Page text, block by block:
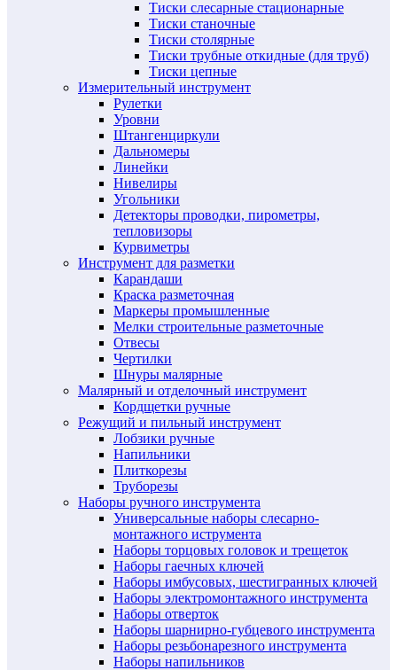
Тиски слесарные стационарные
Тиски станочные
Тиски столярные
Тиски трубные откидные (для труб)
Тиски цепные
Измерительный инструмент
Рулетки
Уровни
Штангенциркули
Дальномеры
Линейки
Нивелиры
Угольники
Детекторы проводки, пирометры,
тепловизоры
Курвиметры
Инструмент для разметки
Карандаши
Краска разметочная
Маркеры промышленные
Мелки строительные разметочные
Отвесы
Чертилки
Шнуры малярные
Малярный и отделочный инструмент
Кордщетки ручные
Режущий и пильный инструмент
Лобзики ручные
Напильники
Плиткорезы
Труборезы
Наборы ручного инструмента
Универсальные наборы слесарно-
монтажного иструмента
Наборы торцовых головок и трещеток
Наборы гаечных ключей
Наборы имбусовых, шестигранных ключей
Наборы электромонтажного инструмента
Наборы отверток
Наборы шарнирно-губцевого инструмента
Наборы резьбонарезного инструмента
Наборы напильников